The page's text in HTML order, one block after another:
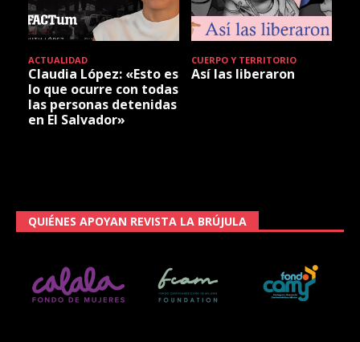
ACTUALIDAD
Claudia López: «Esto es
lo que ocurre con todas
las personas detenidas
en El Salvador»
CUERPO Y TERRITORIO
Así las liberaron
QUIÉNES APOYAN REVISTA LA BRÚJULA